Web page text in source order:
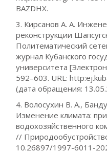
BAZDHX.
3. Кирсанов А. А.
реконструкции
Политематический
журнал Кубанского
университета
592–603. URL:
(дата обращения:
4. Волосухин В. А.,
Изменение климата:
водохозяйственного
//
10.26897/1997-6011-